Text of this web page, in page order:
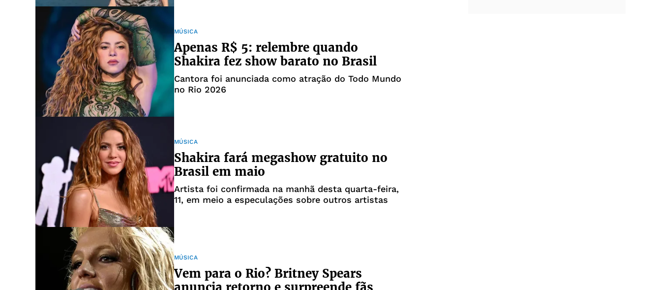
MÚSICA
Apenas R$ 5: relembre quando
Shakira fez show barato no Brasil
Cantora foi anunciada como atração do Todo Mundo
no Rio 2026
MÚSICA
Shakira fará megashow gratuito no
Brasil em maio
Artista foi confirmada na manhã desta quarta-feira,
11, em meio a especulações sobre outros artistas
MÚSICA
Vem para o Rio? Britney Spears